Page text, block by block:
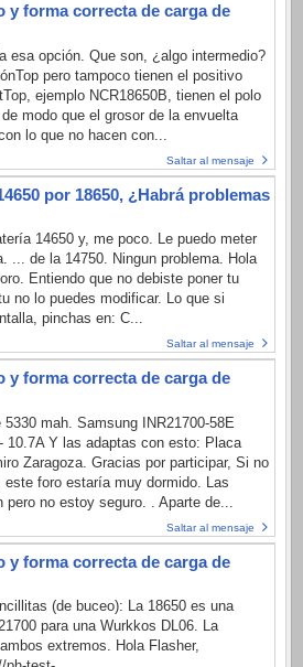
y forma correcta de carga de
esa opción. Que son, ¿algo intermedio?
pero tampoco tienen el positivo
ejemplo NCR18650B, tienen el polo
modo que el grosor de la envuelta
lo que no hacen con...
Saltar al mensaje
por 18650, ¿Habrá problemas
14650 y, me poco. Le puedo meter
... de la 14750. Ningun problema. Hola
Entiendo que no debiste poner tu
no lo puedes modificar. Lo que si
pinchas en: C...
Saltar al mensaje
y forma correcta de carga de
5330 mah. Samsung INR21700-58E
10.7A Y las adaptas con esto: Placa
Zaragoza. Gracias por participar, Si no
foro estaría muy dormido. Las
no estoy seguro. . Aparte de...
Saltar al mensaje
y forma correcta de carga de
(de buceo): La 18650 es una
para una Wurkkos DL06. La
extremos. Hola Flasher,